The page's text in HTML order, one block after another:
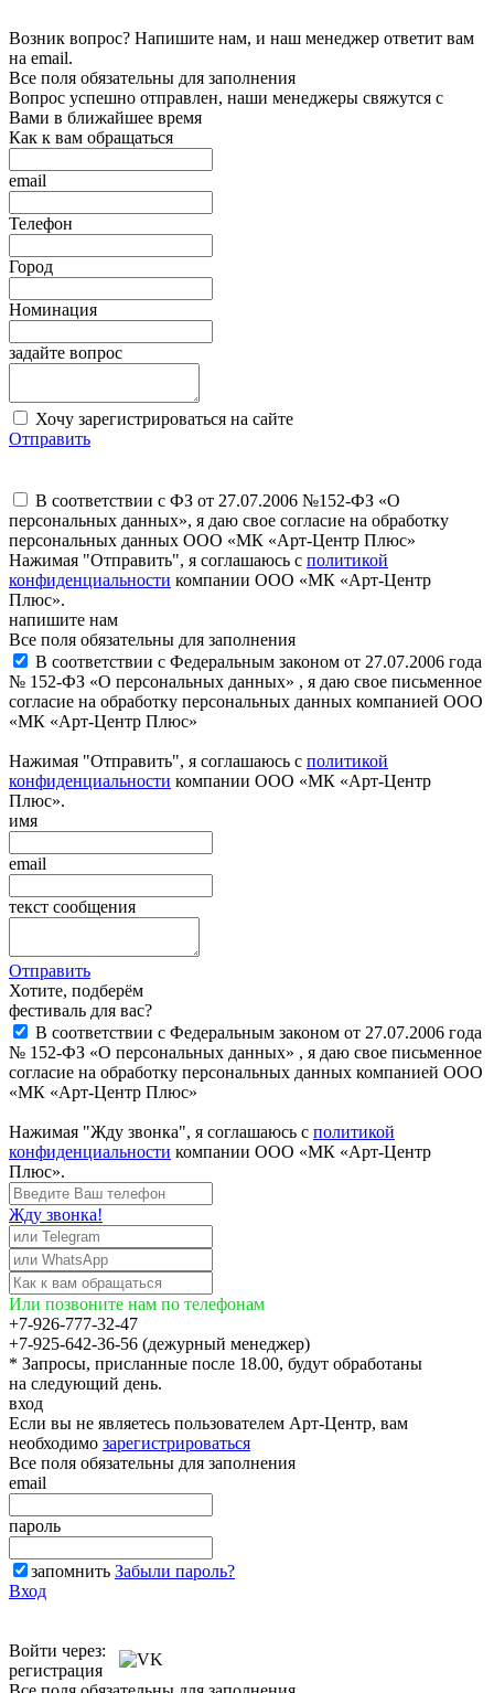
Возник вопрос? Напишите нам, и наш менеджер ответит вам
на email.
Все поля обязательны для заполнения
Вопрос успешно отправлен, наши менеджеры свяжутся с
Вами в ближайшее время
Как к вам обращаться
email
Телефон
Город
Номинация
задайте вопрос
Хочу зарегистрироваться на сайте
Отправить
В соответствии с ФЗ от 27.07.2006 №152-ФЗ «О
персональных данных», я даю свое согласие на обработку
персональных данных ООО «МК «Арт-Центр Плюс»
Нажимая "Отправить", я соглашаюсь с политикой
конфиденциальности компании ООО «МК «Арт-Центр
Плюс».
напишите нам
Все поля обязательны для заполнения
В соответствии с Федеральным законом от 27.07.2006 года
№ 152-ФЗ «О персональных данных» , я даю свое письменное
согласие на обработку персональных данных компанией ООО
«МК «Арт-Центр Плюс»
Нажимая "Отправить", я соглашаюсь с политикой
конфиденциальности компании ООО «МК «Арт-Центр
Плюс».
имя
email
текст сообщения
Отправить
Хотите, подберём
фестиваль для вас?
В соответствии с Федеральным законом от 27.07.2006 года
№ 152-ФЗ «О персональных данных» , я даю свое письменное
согласие на обработку персональных данных компанией ООО
«МК «Арт-Центр Плюс»
Нажимая "Жду звонка", я соглашаюсь с политикой
конфиденциальности компании ООО «МК «Арт-Центр
Плюс».
Жду звонка!
Или позвоните нам по телефонам
+7-926-777-32-47
+7-925-642-36-56 (дежурный менеджер)
* Запросы, присланные после 18.00, будут обработаны
на следующий день.
вход
Если вы не являетесь пользователем Арт-Центр, вам
необходимо зарегистрироваться
Все поля обязательны для заполнения
email
пароль
запомнить Забыли пароль?
Вход
Войти через:
регистрация